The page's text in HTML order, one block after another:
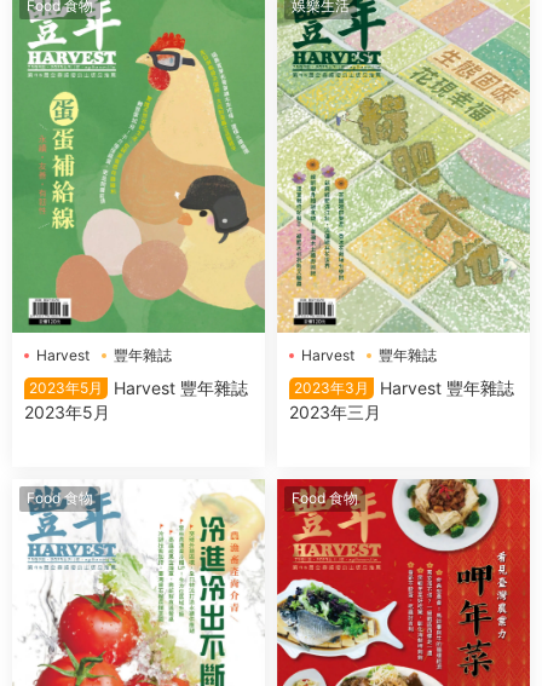
Food 食物
Harvest
豐年雜誌
2023年5月
Harvest 豐年雜誌
2023年5月
娛樂生活
Harvest
豐年雜誌
2023年3月
Harvest 豐年雜誌
2023年三月
Food 食物 Food 食物